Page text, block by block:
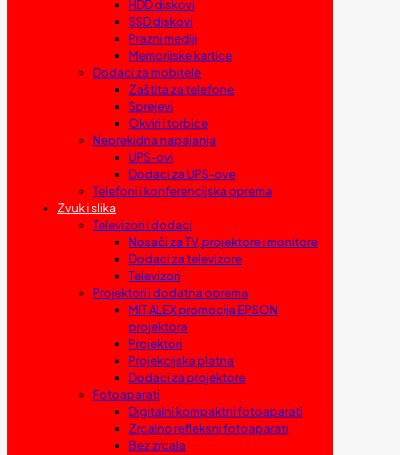
HDD diskovi
SSD diskovi
Prazni mediji
Memorijske kartice
Dodaci za mobitele
Zaštita za telefone
Sprejevi
Okviri i torbice
Neprekidna napajanja
UPS-ovi
Dodaci za UPS-ove
Telefoni i konferencijska oprema
Zvuk i slika
Televizori i dodaci
Nosači za TV, projektore i monitore
Dodaci za televizore
Televizori
Projektori i dodatna oprema
MIT ALEX promocija EPSON
projektora
Projektori
Projekcijska platna
Dodaci za projektore
Fotoaparati
Digitalni kompaktni fotoaparati
Zrcalno refleksni fotoaparati
Bez zrcala